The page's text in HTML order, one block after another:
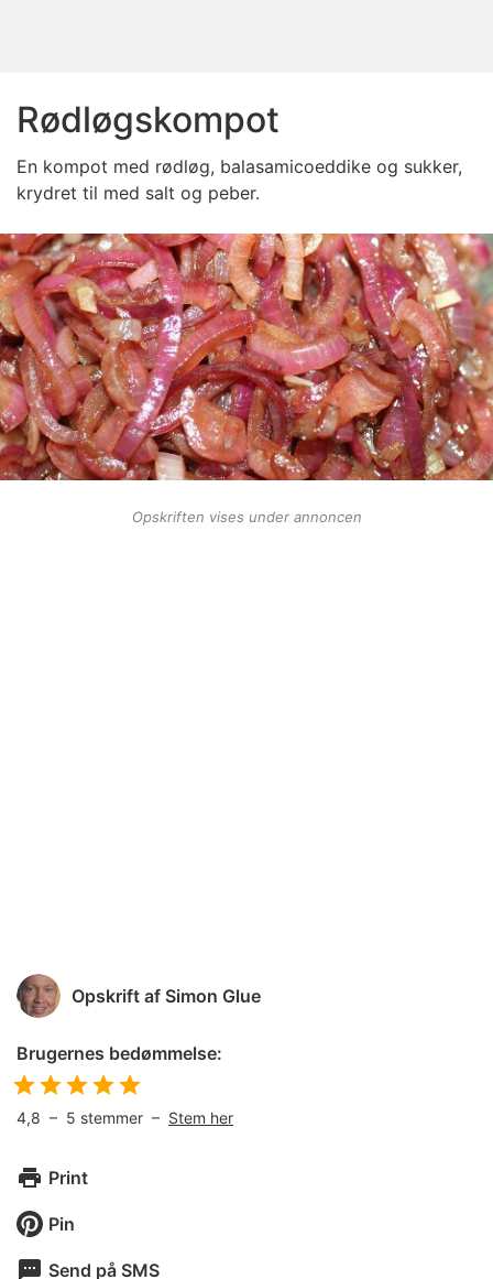
Rødløgskompot
En kompot med rødløg, balasamicoeddike og sukker,
krydret til med salt og peber.
Opskriften vises under annoncen
Opskrift af Simon Glue
Brugernes bedømmelse:
4,8 – 5 stemmer – Stem her
Print
Pin
Send på SMS